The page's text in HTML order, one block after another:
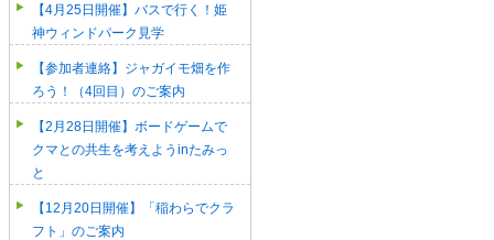
【4月25日開催】バスで行く！姫
神ウィンドパーク見学
【参加者連絡】ジャガイモ畑を作
ろう！（4回目）のご案内
【2月28日開催】ボードゲームで
クマとの共生を考えようinたみっ
と
【12月20日開催】「稲わらでクラ
フト」のご案内